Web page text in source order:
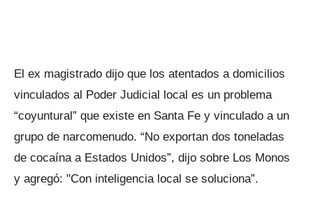
El ex magistrado dijo que los atentados a domicilios
vinculados al Poder Judicial local es un problema
“coyuntural” que existe en Santa Fe y vinculado a un
grupo de narcomenudo. “No exportan dos toneladas
de cocaína a Estados Unidos”, dijo sobre Los Monos
y agregó: "Con inteligencia local se soluciona”.